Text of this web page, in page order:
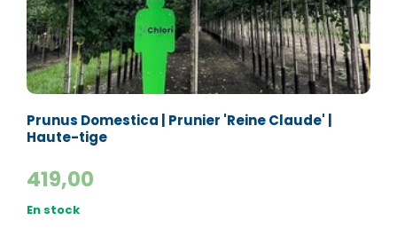
Prunus Domestica | Prunier 'Reine Claude' |
Haute-tige
419,00
En stock